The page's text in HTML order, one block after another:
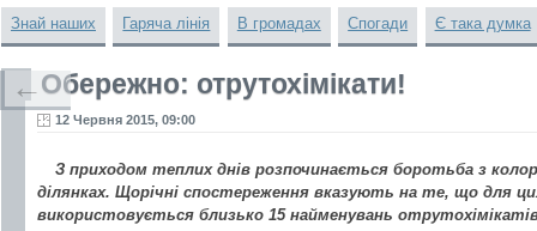
Знай наших Гаряча лінія В громадах Спогади Є така думка
Обережно: отрутохімікати!
12 Червня 2015, 09:00
З приходом теплих днів розпочинається боротьба з
ділянках. Щорічні спостереження вказують на те, що для
використовується близько 15 найменувань
←